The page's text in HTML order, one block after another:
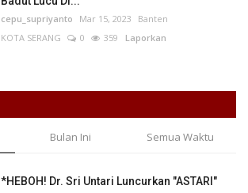
cepu_supriyanto Mar 15, 2023
Banten
KOTA SERANG
0 359 Laporkan
Bulan Ini Semua Waktu
*HEBOH! Dr. Sri Untari Luncurkan "ASTARI"